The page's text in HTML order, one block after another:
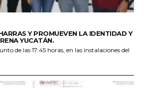
Y PROMUEVEN LA IDENTIDAD Y
YUCATÁN.
de las 17:45 horas, en las instalaciones del